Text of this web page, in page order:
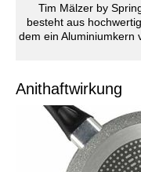
Tim Mälzer by
besteht aus
dem ein Aluminiumkern
Anithaftwirkung